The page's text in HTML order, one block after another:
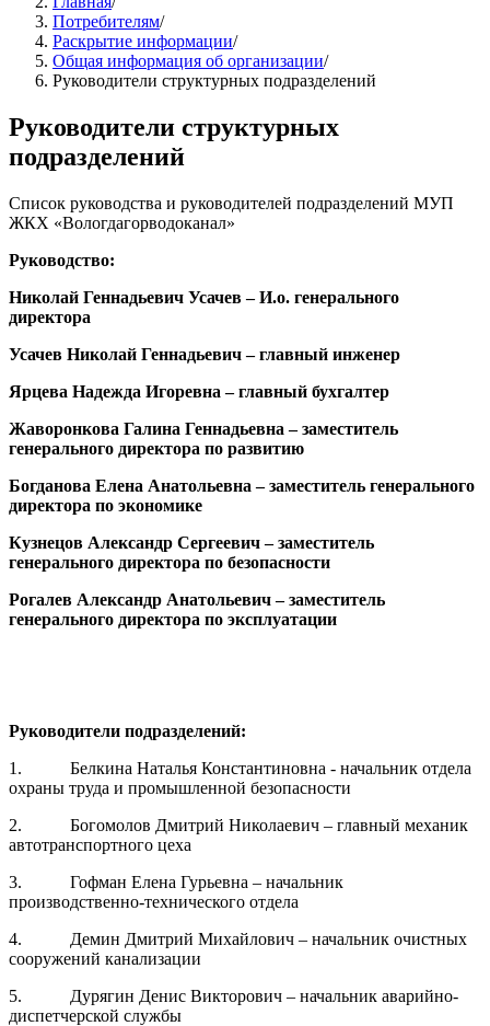
Потребителям/
Раскрытие информации/
Общая информация об организации/
Руководители структурных подразделений
Руководители структурных
подразделений
Список руководства и руководителей подразделений МУП
ЖКХ «Вологдагорводоканал»
Руководство:
Николай Геннадьевич Усачев – И.о. генерального
директора
Усачев Николай Геннадьевич–главный инженер
Ярцева Надежда Игоревна–главный бухгалтер
Жаворонкова Галина Геннадьевна–заместитель
генерального директора по развитию
Богданова Елена Анатольевна–заместитель генерального
директора по экономике
Кузнецов Александр Сергеевич–заместитель
генерального директора по безопасности
Рогалев Александр Анатольевич–заместитель
генерального директора по эксплуатации
Руководители подразделений:
1. Белкина Наталья Константиновна - начальник отдела
охраны труда и промышленной безопасности
2. Богомолов Дмитрий Николаевич – главный механик
автотранспортного цеха
3. Гофман Елена Гурьевна – начальник
производственно-технического отдела
4. Демин Дмитрий Михайлович – начальник очистных
сооружений канализации
5. Дурягин Денис Викторович – начальник аварийно-
диспетчерской службы